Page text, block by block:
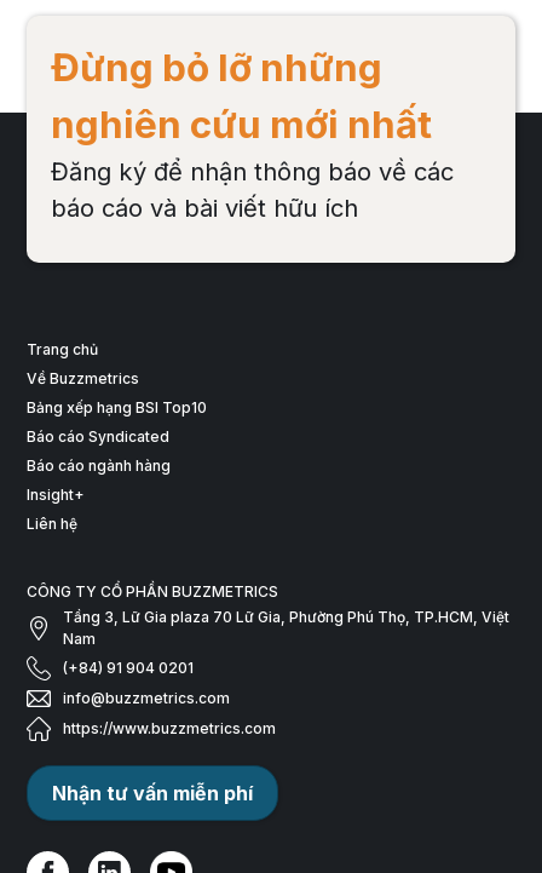
Đừng bỏ lỡ những
nghiên cứu mới nhất
Đăng ký để nhận thông báo về các
báo cáo và bài viết hữu ích
Trang chủ
Về Buzzmetrics
Bảng xếp hạng BSI Top10
Báo cáo Syndicated
Báo cáo ngành hàng
Insight+
Liên hệ
CÔNG TY CỔ PHẦN BUZZMETRICS
Tầng 3, Lữ Gia plaza 70 Lữ Gia, Phường Phú Thọ, TP.HCM, Việt
Nam
(+84) 91 904 0201
info@buzzmetrics.com
https://www.buzzmetrics.com
Nhận tư vấn miễn phí